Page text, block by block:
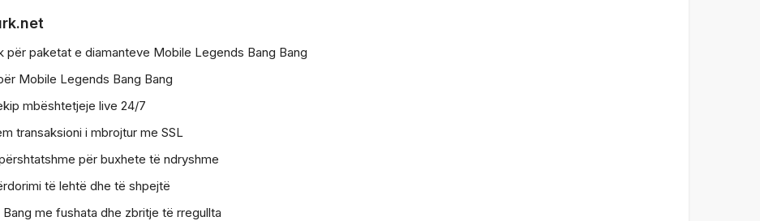
për paketat e diamanteve Mobile Legends Bang Bang
Mobile Legends Bang Bang
mbështetjeje live 24/7
transaksioni i mbrojtur me SSL
për buxhete të ndryshme
të lehtë dhe të shpejtë
me fushata dhe zbritje të rregullta